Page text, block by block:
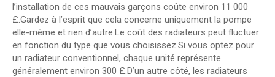
l’installation de ces mauvais garçons coûte environ 11 000
£.Gardez à l’esprit que cela concerne uniquement la pompe
elle-même et rien d’autre.Le coût des radiateurs peut fluctuer
en fonction du type que vous choisissez.Si vous optez pour
un radiateur conventionnel, chaque unité représente
généralement environ 300 £.D’un autre côté, les radiateurs